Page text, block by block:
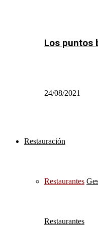
Los puntos
24/08/2021
Restauración
Restaurantes
Restaurantes